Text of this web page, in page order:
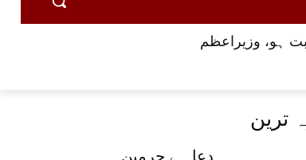
ہو، وزیراعظم
ترین
دعا ہے حرمین